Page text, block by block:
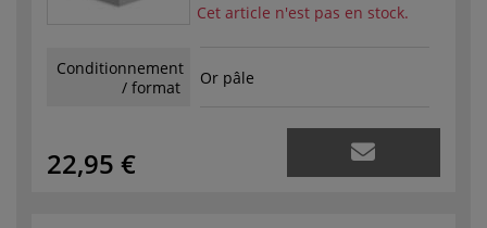
Cet article n'est pas en stock.
Conditionnement
/ format
Or pâle
22,95 €